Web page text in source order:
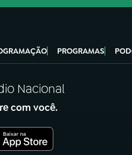
PROGRAMAS
Nacional
com você.